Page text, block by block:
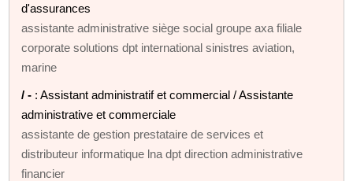
d'assurances
assistante administrative siège social groupe axa filiale
corporate solutions dpt international sinistres aviation,
marine
/ - : Assistant administratif et commercial / Assistante
administrative et commerciale
assistante de gestion prestataire de services et
distributeur informatique lna dpt direction administrative
financier